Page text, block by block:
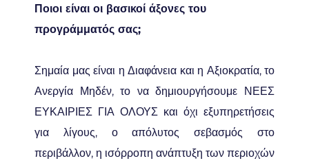
Ποιοι είναι οι βασικοί άξονες του
προγράμματός σας;
Σημαία μας είναι η Διαφάνεια και η Αξιοκρατία, το
Ανεργία Μηδέν, το να δημιουργήσουμε ΝΕΕΣ
ΕΥΚΑΙΡΙΕΣ ΓΙΑ ΟΛΟΥΣ και όχι εξυπηρετήσεις
για λίγους, ο απόλυτος σεβασμός στο
περιβάλλον, η ισόρροπη ανάπτυξη των περιοχών